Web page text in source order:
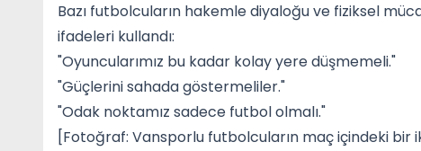
Bazı futbolcuların hakemle diyaloğu ve fiziksel
ifadeleri kullandı:
"Oyuncularımız bu kadar kolay yere düşmemeli."
"Güçlerini sahada göstermeliler."
"Odak noktamız sadece futbol olmalı."
[Fotoğraf: Vansporlu futbolcuların maç içindeki bir